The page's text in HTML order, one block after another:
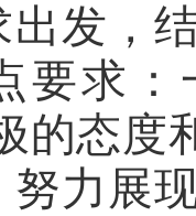
出发，
要求
的态度
力展